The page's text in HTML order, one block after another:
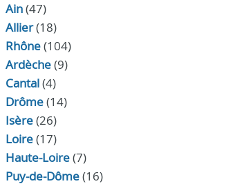
Ain(47)
Allier(18)
Rhône(104)
Ardèche(9)
Cantal(4)
Drôme(14)
Isère(26)
Loire(17)
Haute-Loire(7)
Puy-de-Dôme(16)